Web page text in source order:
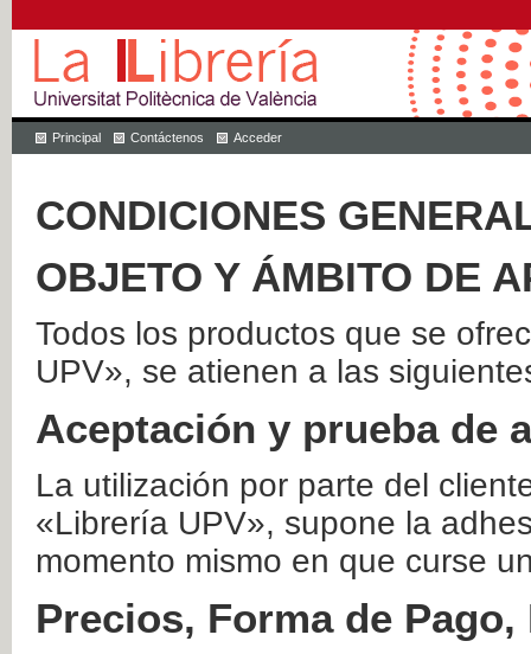
Principal Contáctenos Acceder
CONDICIONES
OBJETO Y ÁMBITO DE
Todos los productos que se
UPV», se atienen a las
Aceptación y prueba de
La utilización por parte del
«Librería UPV», supone la
momento mismo en que curse
Precios, Forma de